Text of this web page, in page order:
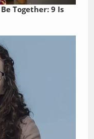
Together: 9 Is